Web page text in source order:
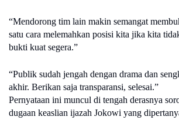
“Mendorong tim lain makin semangat
satu cara melemahkan posisi kita jika kita
bukti kuat segera.”
“Publik sudah jengah dengan drama dan
akhir. Berikan saja transparansi, selesai.”
Pernyataan ini muncul di tengah derasnya
dugaan keaslian ijazah Jokowi yang